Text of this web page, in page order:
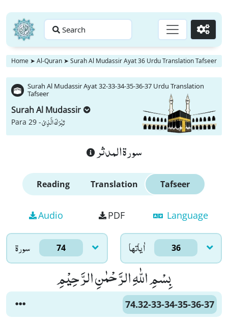
Search Go
Home ➤ Al-Quran ➤ Surah Al Mudassir Ayat 36 Urdu Translation Tafseer
Surah Al Mudassir Ayat 32-33-34-35-36-37 Urdu Translation
Tafseer
Surah Al Mudassir
Para 29 -تَبٰرَكَ الَّذِیْ
سورة المدثر
Reading Translation Tafseer
Audio PDF Language
سورۃ 74 اٰياتها 36
بِسْمِ اللّٰهِ الرَّحْمٰنِ الرَّحِیْمِ
74.32-33-34-35-36-37